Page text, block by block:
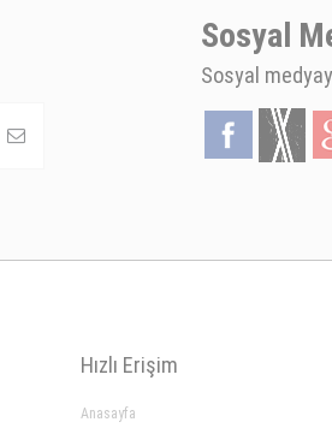
Sosyal
Sosyal
Hızlı Erişim
Anasayfa